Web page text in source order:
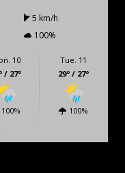
5 km/h
100%
10
/ 27º
100%
Tue. 11
29º / 27º
100%